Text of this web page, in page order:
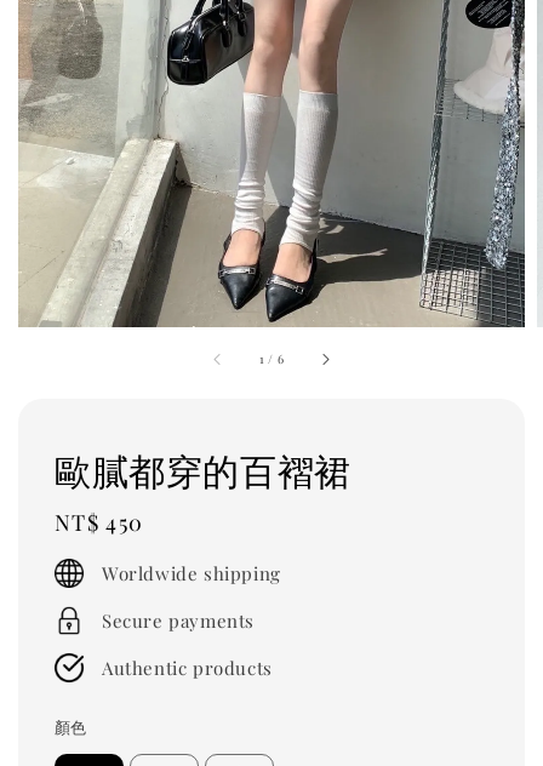
1 / 6
歐膩都穿的百褶裙
Regular
price
NT$ 450
Worldwide shipping
Secure payments
Authentic products
顏色